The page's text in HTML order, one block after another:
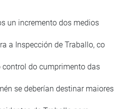
un incremento dos medios
a Inspección de Traballo, co
do cumprimento das
se deberían destinar maiores